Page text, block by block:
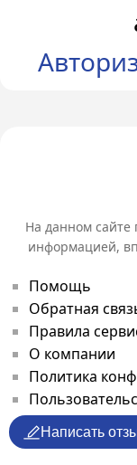
На данном сайте
информацией,
Помощь
Обратная
Правила
О компании
Политика
Написать